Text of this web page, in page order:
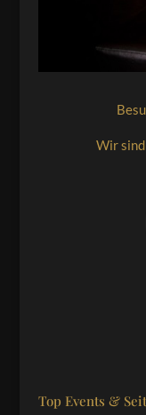
Wir
Top Events &